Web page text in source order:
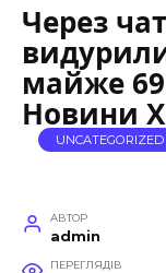
Через
майже
Новини
UNCATEGORIZED
АВТОР
admin
ПЕРЕГЛЯДІВ